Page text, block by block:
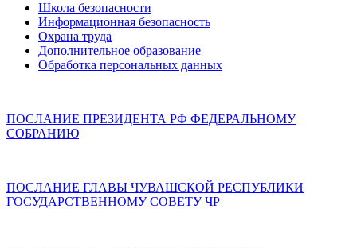
Школа безопасности
Информационная безопасность
Охрана труда
Дополнительное образование
Обработка персональных данных
ПОСЛАНИЕ ПРЕЗИДЕНТА РФ ФЕДЕРАЛЬНОМУ
СОБРАНИЮ
ПОСЛАНИЕ ГЛАВЫ ЧУВАШСКОЙ РЕСПУБЛИКИ
ГОСУДАРСТВЕННОМУ СОВЕТУ ЧР